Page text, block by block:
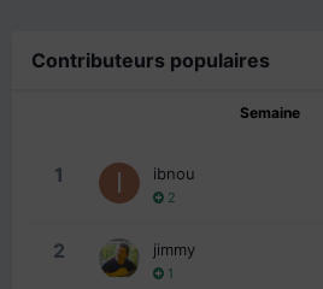
Contributeurs populaires
Semaine
1 ibnou
2
2 jimmy
1